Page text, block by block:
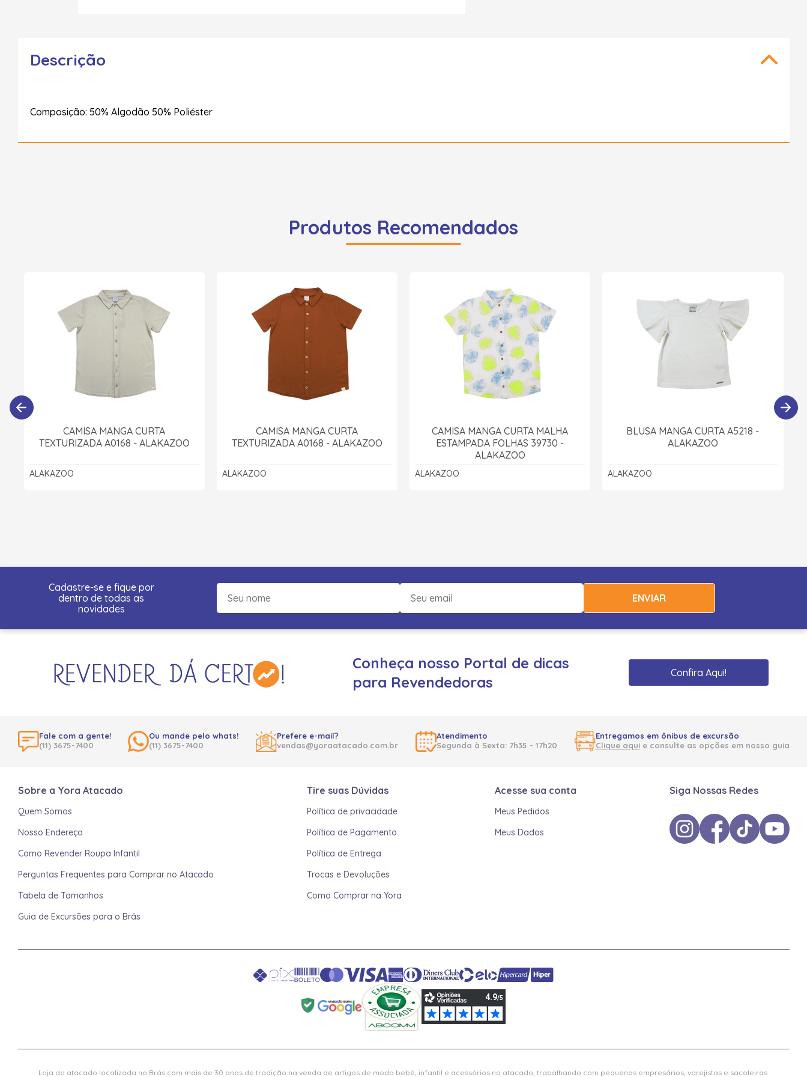
Descrição
Composição: 50% Algodão 50% Poliéster
Produtos Recomendados
CAMISA MANGA CURTA
TEXTURIZADA A0168 - ALAKAZOO
ALAKAZOO
CAMISA MANGA CURTA
TEXTURIZADA A0168 - ALAKAZOO
ALAKAZOO
CAMISA MANGA CURTA MALHA
ESTAMPADA FOLHAS 39730 -
ALAKAZOO
ALAKAZOO
BLUSA MANGA CURTA A5218 -
ALAKAZOO
ALAKAZOO
Cadastre-se e fique por
dentro de todas as
novidades
ENVIAR
Conheça nosso Portal de dicas
para Revendedoras
Confira Aqui!
Fale com a gente!
(11) 3675-7400
Ou mande pelo whats!
(11) 3675-7400
Prefere e-mail?
vendas@yoraatacado.com.br
Atendimento
Segunda à Sexta: 7h35 - 17h20
Entregamos em ônibus de excursão
Clique aquie consulte as opções em nosso guia
Sobre a Yora Atacado
Quem Somos
Nosso Endereço
Como Revender Roupa Infantil
Perguntas Frequentes para Comprar no Atacado
Tabela de Tamanhos
Guia de Excursões para o Brás
Tire suas Dúvidas
Política de privacidade
Política de Pagamento
Política de Entrega
Trocas e Devoluções
Como Comprar na Yora
Acesse sua conta
Meus Pedidos
Meus Dados
Siga Nossas Redes
Loja de atacado localizada no Brás com mais de 30 anos de tradição na venda de artigos de moda bebê, infantil e acessórios no atacado, trabalhando com pequenos empresários, varejistas e sacoleiras.